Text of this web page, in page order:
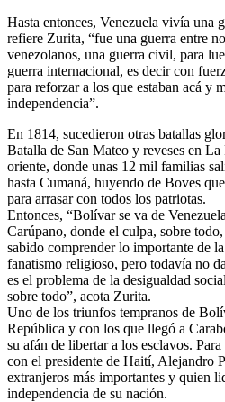
Hasta entonces, Venezuela vivía una
refiere Zurita, “fue una guerra entre
venezolanos, una guerra civil, para
guerra internacional, es decir con
para reforzar a los que estaban acá y
independencia”.
En 1814, sucedieron otras batallas
Batalla de San Mateo y reveses en
oriente, donde unas 12 mil familias
hasta Cumaná, huyendo de Boves
para arrasar con todos los patriotas.
Entonces, “Bolívar se va de
Carúpano, donde el culpa, sobre
sabido comprender lo importante de
fanatismo religioso, pero todavía no
es el problema de la desigualdad
sobre todo”, acota Zurita.
Uno de los triunfos tempranos de
República y con los que llegó a
su afán de libertar a los esclavos.
con el presidente de Haití, Alejandro
extranjeros más importantes y quien
independencia de su nación.